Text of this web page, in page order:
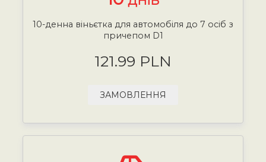
10-денна віньєтка для автомобіля до 7 осіб з
причепом D1
121.99 PLN
ЗАМОВЛЕННЯ